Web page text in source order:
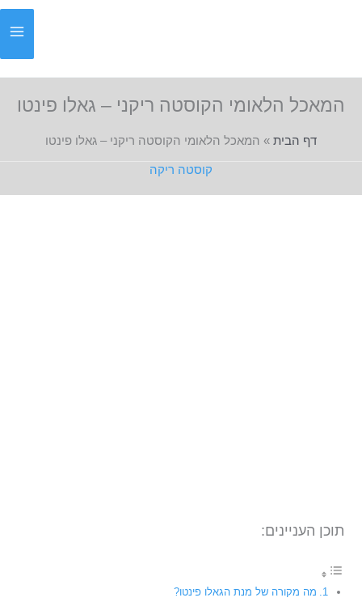
המאכל הלאומי הקוסטה ריקני – גאלו פינטו
דף הבית » המאכל הלאומי הקוסטה ריקני – גאלו פינטו
קוסטה ריקה
תוכן העניינים:
מה מקורה של מנת הגאלו פינטו?